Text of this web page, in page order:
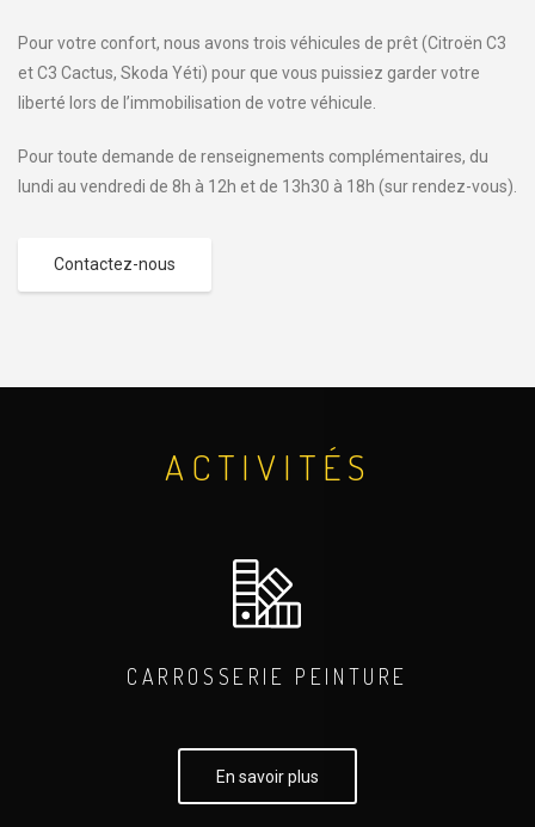
Pour votre confort, nous avons trois véhicules de prêt (Citroën C3
et C3 Cactus, Skoda Yéti) pour que vous puissiez garder votre
liberté lors de l’immobilisation de votre véhicule.
Pour toute demande de renseignements complémentaires, du
lundi au vendredi de 8h à 12h et de 13h30 à 18h (sur rendez-vous).
Contactez-nous
ACTIVITÉS
CARROSSERIE PEINTURE
En savoir plus